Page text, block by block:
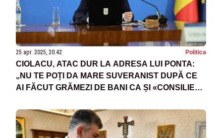
25 apr. 2025, 20:42 Politica
CIOLACU, ATAC DUR LA ADRESA LUI PONTA:
„NU TE POȚI DA MARE SUVERANIST DUPĂ CE
AI FĂCUT GRĂMEZI DE BANI CA ȘI «CONSILIER»